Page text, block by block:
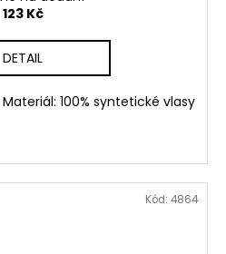
123 Kč
DETAIL
100% syntetické vlasy
Kód: 4864